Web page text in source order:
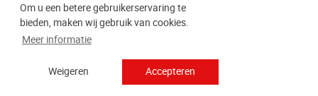
Om u een betere gebruikerservaring te
bieden, maken wij gebruik van cookies.
Meer informatie
Weigeren Accepteren